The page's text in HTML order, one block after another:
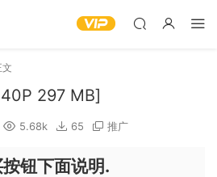
文
297 MB]
5.68k 65 推广
钮下面说明.